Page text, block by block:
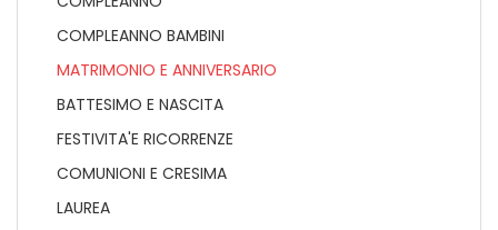
COMPLEANNO BAMBINI
MATRIMONIO E ANNIVERSARIO
BATTESIMO E NASCITA
FESTIVITA'E RICORRENZE
COMUNIONI E CRESIMA
LAUREA